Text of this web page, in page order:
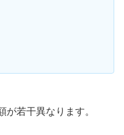
が若干異なります。